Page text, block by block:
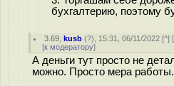
бухгалтерию, поэтому
3.69 ,kusb (?), 15:31, 06/11/2022 [^] [
[к модератору]
А деньги тут просто не
можно. Просто мера работы.